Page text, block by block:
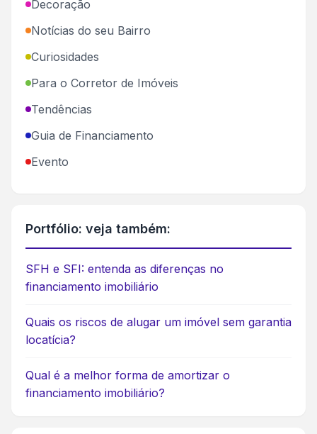
Decoração
Notícias do seu Bairro
Curiosidades
Para o Corretor de Imóveis
Tendências
Guia de Financiamento
Evento
Portfólio: veja também:
SFH e SFI: entenda as diferenças no
financiamento imobiliário
Quais os riscos de alugar um imóvel sem garantia
locatícia?
Qual é a melhor forma de amortizar o
financiamento imobiliário?